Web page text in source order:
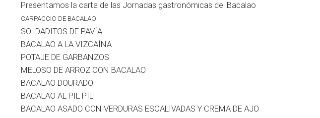
Presentamos la carta de las Jornadas gastronómicas del Bacalao
CARPACCIO DE BACALAO
SOLDADITOS DE PAVÍA
BACALAO A LA VIZCAÍNA
POTAJE DE GARBANZOS
MELOSO DE ARROZ CON BACALAO
BACALAO DOURADO
BACALAO AL PIL PIL
BACALAO ASADO CON VERDURAS ESCALIVADAS Y CREMA DE AJO